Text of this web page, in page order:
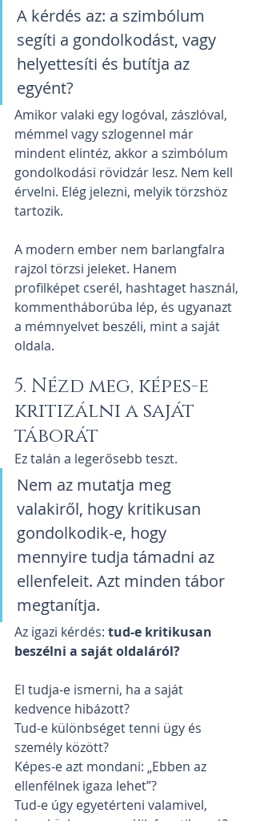
A kérdés az: a szimbólum
segíti a gondolkodást, vagy
helyettesíti és butítja az
egyént?
Amikor valaki egy logóval, zászlóval,
mémmel vagy szlogennel már
mindent elintéz, akkor a szimbólum
gondolkodási rövidzár lesz. Nem kell
érvelni. Elég jelezni, melyik törzshöz
tartozik.
A modern ember nem barlangfalra
rajzol törzsi jeleket. Hanem
profilképet cserél, hashtaget használ,
kommentháborúba lép, és ugyanazt
a mémnyelvet beszéli, mint a saját
oldala.
5. Nézd meg, képes-e
kritizálni a saját
táborát
Ez talán a legerősebb teszt.
Nem az mutatja meg
valakiről, hogy kritikusan
gondolkodik-e, hogy
mennyire tudja támadni az
ellenfeleit. Azt minden tábor
megtanítja.
Az igazi kérdés: tud-e kritikusan
beszélni a saját oldaláról?
El tudja-e ismerni, ha a saját
kedvence hibázott?
Tud-e különbséget tenni ügy és
személy között?
Képes-e azt mondani: „Ebben az
ellenfélnek igaza lehet”?
Tud-e úgy egyetérteni valamivel,